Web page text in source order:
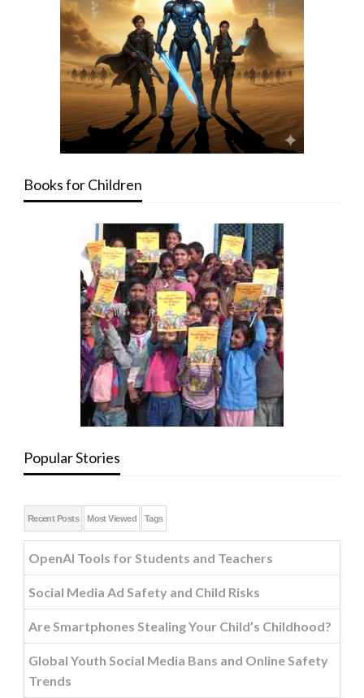
Books for Children
Popular Stories
Recent Posts Most Viewed Tags
OpenAI Tools for Students and Teachers
Social Media Ad Safety and Child Risks
Are Smartphones Stealing Your Child’s Childhood?
Global Youth Social Media Bans and Online Safety
Trends